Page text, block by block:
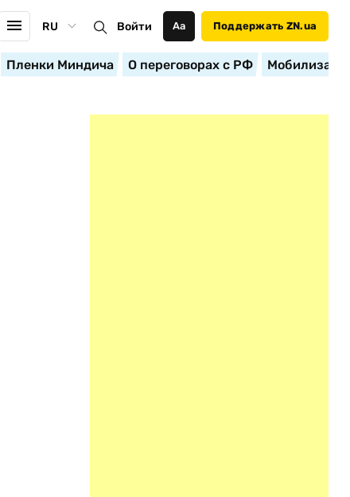
RU Войти Аа Поддержать ZN.ua
Пленки Миндича О переговорах с РФ